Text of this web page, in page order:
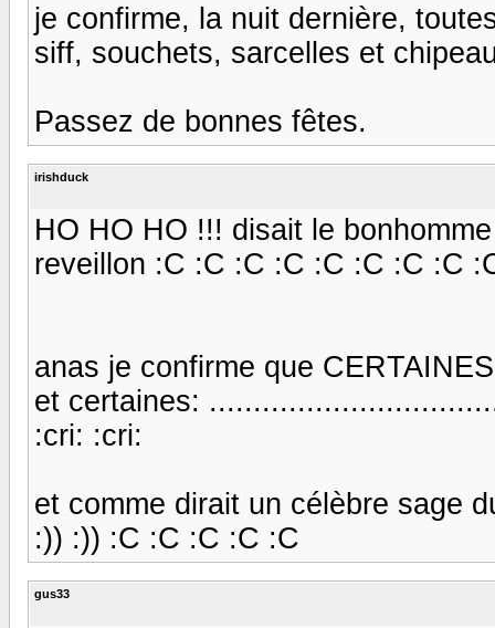
je confirme, la nuit dernière,
siff, souchets, sarcelles et
Passez de bonnes fêtes.
irishduck
HO HO HO !!! disait le
reveillon :C :C :C :C :C :C :C :C
anas je confirme que
et certaines:
:cri: :cri:
et comme dirait un célèbre sage
:)) :)) :C :C :C :C :C
gus33